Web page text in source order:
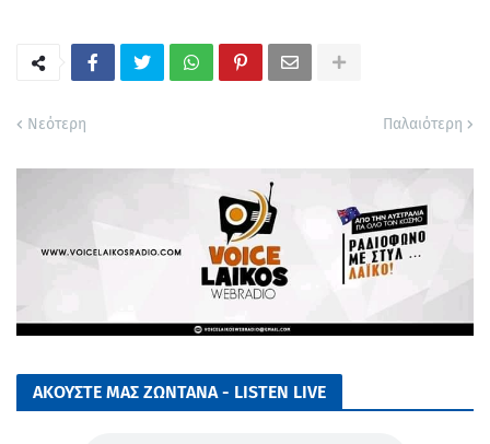
Νεότερη Παλαιότερη
ΑΚΟΥΣΤΕ ΜΑΣ ΖΩΝΤΑΝΑ - LISTEN LIVE